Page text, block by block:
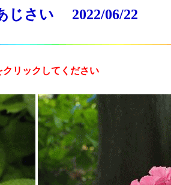
じさい 2022/06/22
クリックしてください